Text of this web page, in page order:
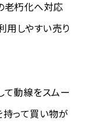
老朽化へ対応
用しやすい売り
て動線をスムー
持って買い物が